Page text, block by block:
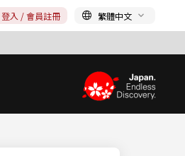
登入 / 會員註冊 繁體中文